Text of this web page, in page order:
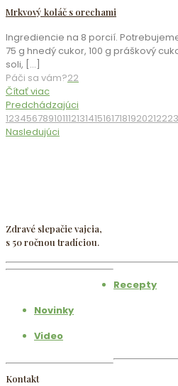
Mrkvový koláč s orechami
Ingrediencie na 8 porcií.
75 g hnedý cukor, 100 g práškový
soli, […]
Páči sa vám?22
Čítať viac
Predchádzajúci
1234567891011121314151617181920212223
Nasledujúci
Zdravé slepačie vajcia,
s 50 ročnou tradíciou.
Recepty
Novinky
Video
Kontakt